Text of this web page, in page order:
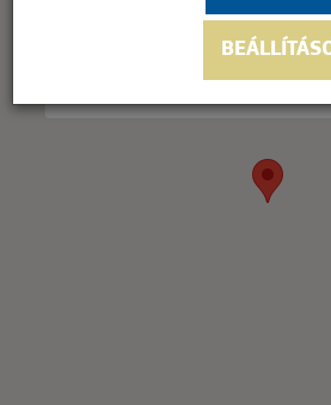
Do you own this website?